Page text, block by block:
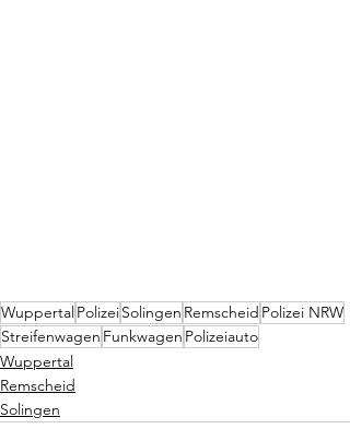
Wuppertal PolizeiSolingen Remscheid Polizei NRW
Streifenwagen Funkwagen Polizeiauto
Wuppertal
Remscheid
Solingen